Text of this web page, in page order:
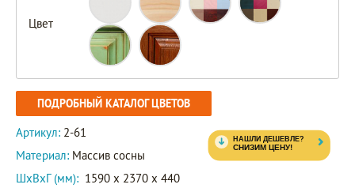
Цвет
ПОДРОБНЫЙ КАТАЛОГ ЦВЕТОВ
Артикул: 2-61
Материал: Массив сосны
ШxВxГ (мм): 1590 x 2370 x 440